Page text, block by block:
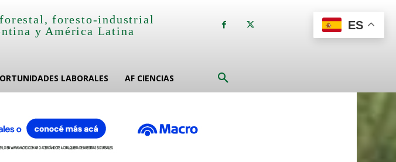
foresto-industrial
y América Latina
LABORALES AF CIENCIAS
ES